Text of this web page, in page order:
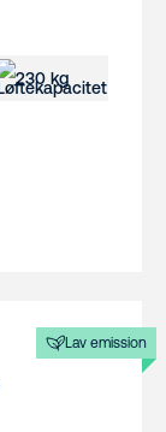
230 kg
Lav emission